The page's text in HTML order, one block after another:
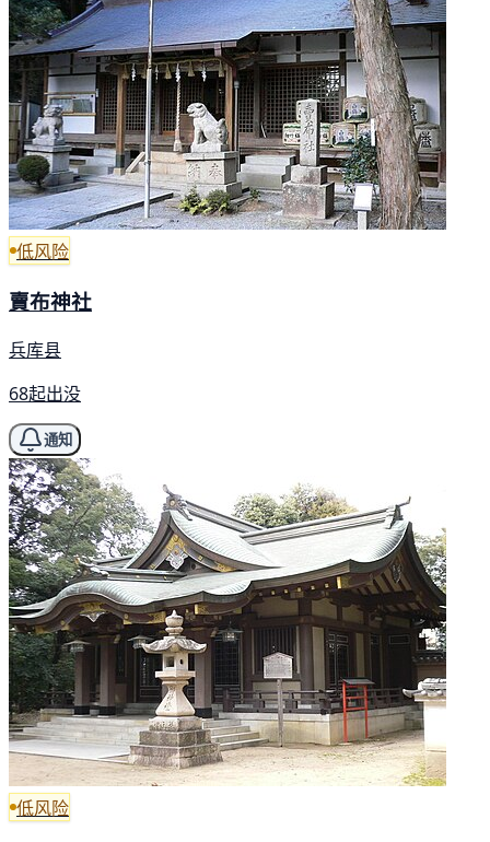
低风险
賣布神社
兵库县
68起出没
通知
低风险